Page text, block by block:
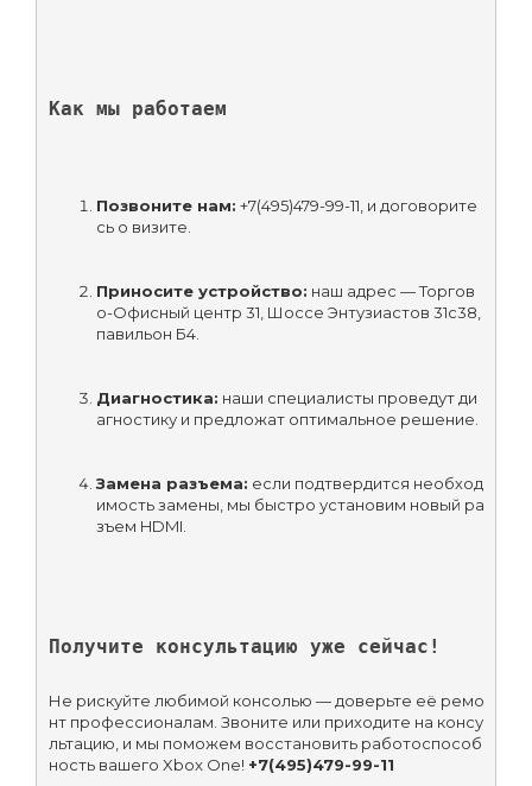
Как мы работаем
Позвоните нам: +7(495)479-99-11, и договорите
сь о визите.
Приносите устройство: наш адрес — Торгов
о-Офисный центр 31, Шоссе Энтузиастов 31с38,
павильон Б4.
Диагностика: наши специалисты проведут ди
агностику и предложат оптимальное решение.
Замена разъема: если подтвердится необход
имость замены, мы быстро установим новый ра
зъем HDMI.
Получите консультацию уже сейчас!
Не рискуйте любимой консолью — доверьте её ремо
нт профессионалам. Звоните или приходите на консу
льтацию, и мы поможем восстановить работоспособ
ность вашего Xbox One! +7(495)479-99-11